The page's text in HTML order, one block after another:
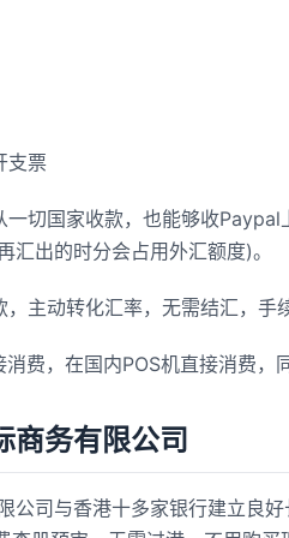
票
国家收款，也能够收Paypal
汇出的时分会占用外汇额度)。
动转化汇率，无需结汇，手续
，在国内POS机直接消费，
务有限公司
司与香港十多家银行建立良好